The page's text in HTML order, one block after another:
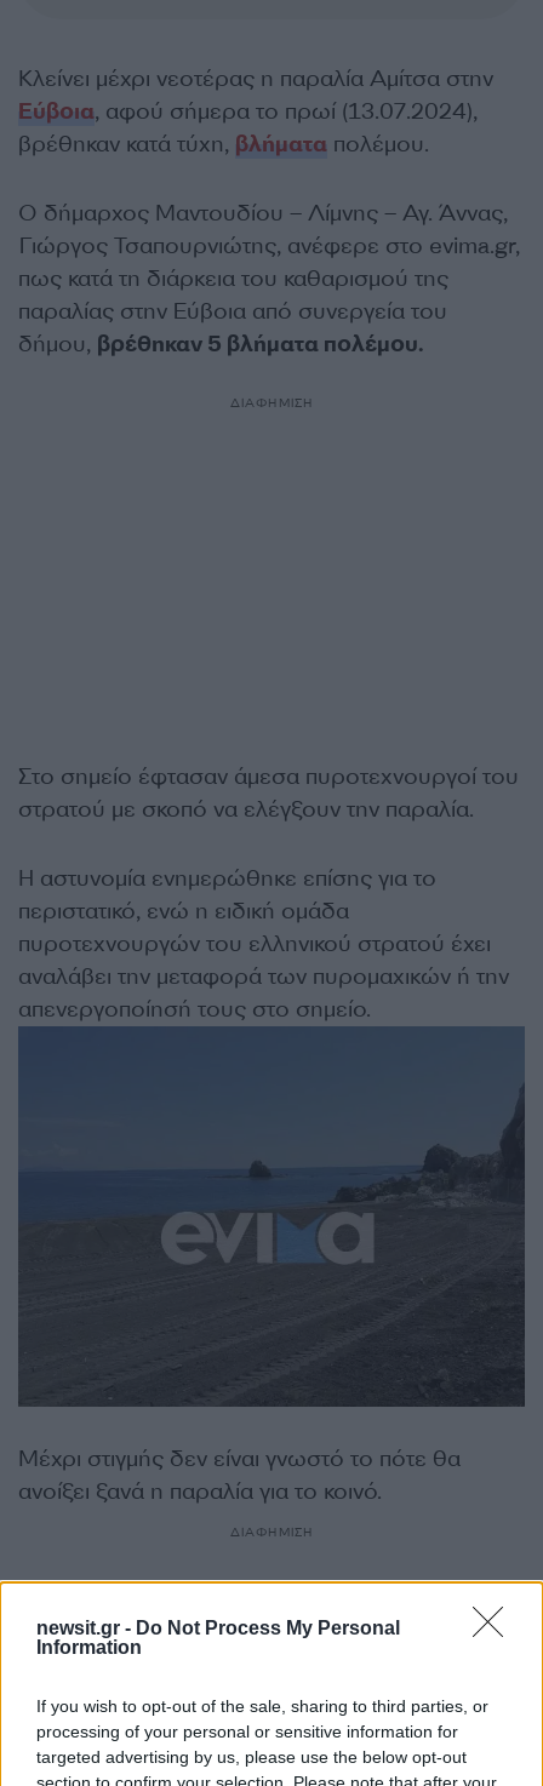
newsit.gr - Do Not Process My Personal
Information
If you wish to opt-out of the sale, sharing to third parties, or
processing of your personal or sensitive information for
targeted advertising by us, please use the below opt-out
Κλείνει μέχρι νεοτέρας η παραλία Αμίτσα στην
Εύβοια, αφού σήμερα το πρωί (13.07.2024),
βρέθηκαν κατά τύχη, βλήματα πολέμου.
Ο δήμαρχος Μαντουδίου – Λίμνης – Αγ. Άννας,
Γιώργος Τσαπουρνιώτης, ανέφερε στο evima.gr,
πως κατά τη διάρκεια του καθαρισμού της
παραλίας στην Εύβοια από συνεργεία του
δήμου, βρέθηκαν 5 βλήματα πολέμου.
ΔΙΑΦΗΜΙΣΗ
Στο σημείο έφτασαν άμεσα πυροτεχνουργοί του
στρατού με σκοπό να ελέγξουν την παραλία.
Η αστυνομία ενημερώθηκε επίσης για το
περιστατικό, ενώ η ειδική ομάδα
πυροτεχνουργών του ελληνικού στρατού έχει
αναλάβει την μεταφορά των πυρομαχικών ή την
απενεργοποίησή τους στο σημείο.
Μέχρι στιγμής δεν είναι γνωστό το πότε θα
ανοίξει ξανά η παραλία για το κοινό.
ΔΙΑΦΗΜΙΣΗ